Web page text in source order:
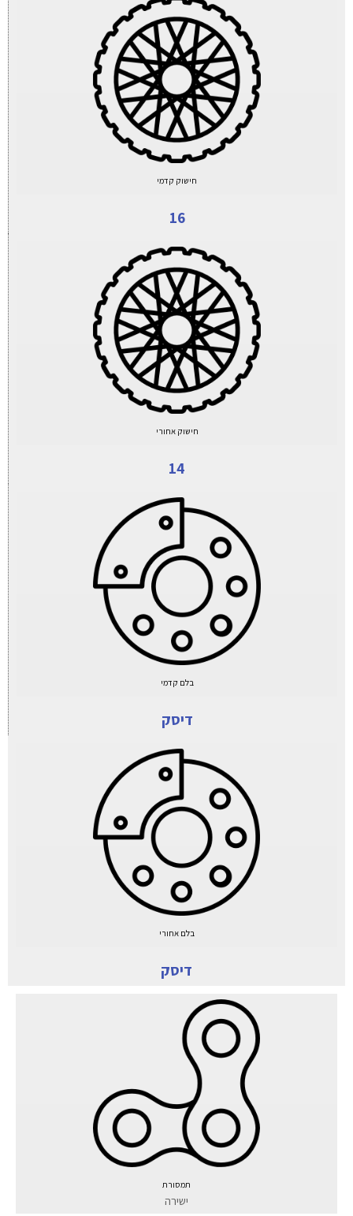
חישוק קדמי
16
חישוק אחורי
14
בלם קדמי
דיסק
בלם אחורי
דיסק
תמסורת
ישירה